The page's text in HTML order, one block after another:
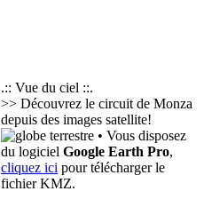
.:: Vue du ciel ::.
>> Découvrez le circuit de Monza
depuis des images satellite!
• Vous disposez
du logiciel Google Earth Pro,
cliquez ici pour télécharger le
fichier KMZ.